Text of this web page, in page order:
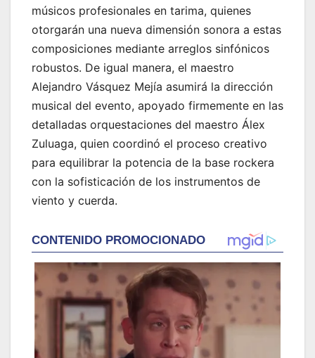
músicos profesionales en tarima, quienes
otorgarán una nueva dimensión sonora a estas
composiciones mediante arreglos sinfónicos
robustos. De igual manera, el maestro
Alejandro Vásquez Mejía asumirá la dirección
musical del evento, apoyado firmemente en las
detalladas orquestaciones del maestro Álex
Zuluaga, quien coordinó el proceso creativo
para equilibrar la potencia de la base rockera
con la sofisticación de los instrumentos de
viento y cuerda.